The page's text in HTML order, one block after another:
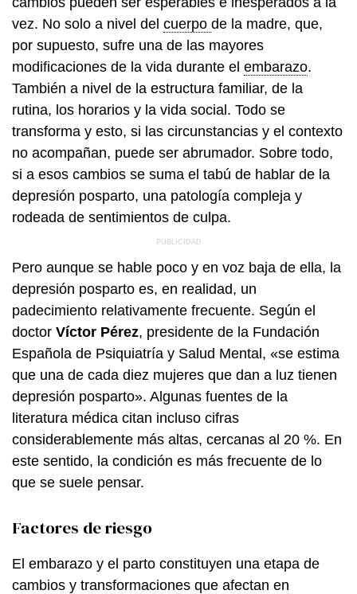
vez. No solo a nivel del cuerpo de la madre, que,
por supuesto, sufre una de las mayores
modificaciones de la vida durante el embarazo.
También a nivel de la estructura familiar, de la
rutina, los horarios y la vida social. Todo se
transforma y esto, si las circunstancias y el contexto
no acompañan, puede ser abrumador. Sobre todo,
si a esos cambios se suma el tabú de hablar de la
depresión posparto, una patología compleja y
rodeada de sentimientos de culpa.
Pero aunque se hable poco y en voz baja de ella, la
depresión posparto es, en realidad, un
padecimiento relativamente frecuente. Según el
doctor Víctor Pérez, presidente de la Fundación
Española de Psiquiatría y Salud Mental, «se estima
que una de cada diez mujeres que dan a luz tienen
depresión posparto». Algunas fuentes de la
literatura médica citan incluso cifras
considerablemente más altas, cercanas al 20 %. En
este sentido, la condición es más frecuente de lo
que se suele pensar.
Factores de riesgo
El embarazo y el parto constituyen una etapa de
cambios y transformaciones que afectan en